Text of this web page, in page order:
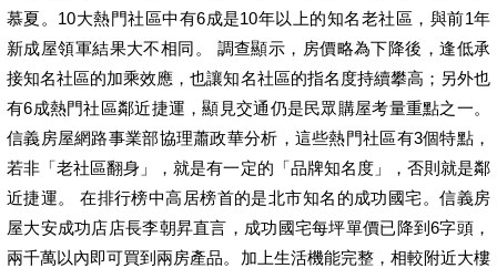
慕夏。10大熱門社區中有6成是10年以上的知名老社區，與前1年
新成屋領軍結果大不相同。 調查顯示，房價略為下降後，逢低承
接知名社區的加乘效應，也讓知名社區的指名度持續攀高；另外也
有6成熱門社區鄰近捷運，顯見交通仍是民眾購屋考量重點之一。
信義房屋網路事業部協理蕭政華分析，這些熱門社區有3個特點，
若非「老社區翻身」，就是有一定的「品牌知名度」，否則就是鄰
近捷運。 在排行榜中高居榜首的是北市知名的成功國宅。信義房
屋大安成功店店長李朝昇直言，成功國宅每坪單價已降到6字頭，
兩千萬以內即可買到兩房產品。加上生活機能完整，相較附近大樓